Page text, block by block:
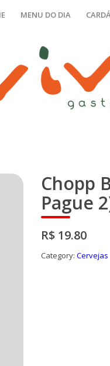
MENU DO DIA
Chopp
Pague
R$ 19.80
Category: Cervejas